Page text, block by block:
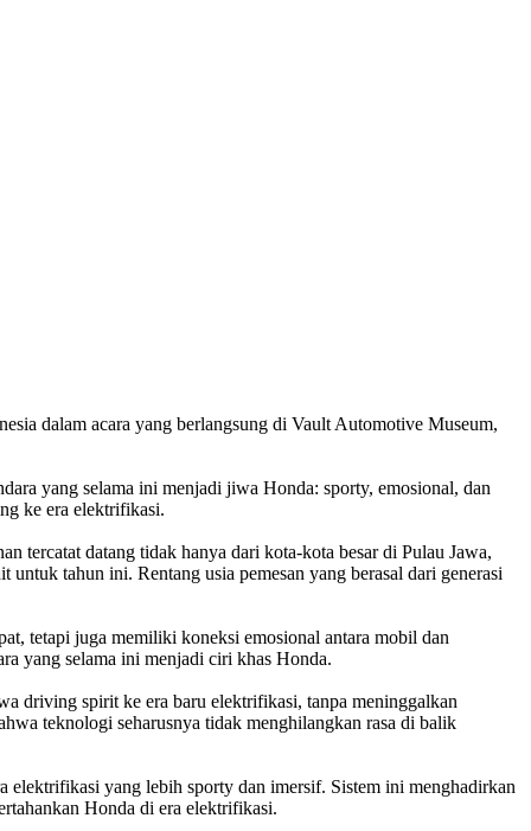
dalam acara yang berlangsung di Vault Automotive Museum,
yang selama ini menjadi jiwa Honda: sporty, emosional, dan
ke era elektrifikasi.
tercatat datang tidak hanya dari kota-kota besar di Pulau Jawa,
tahun ini. Rentang usia pemesan yang berasal dari generasi
tetapi juga memiliki koneksi emosional antara mobil dan
yang selama ini menjadi ciri khas Honda.
driving spirit ke era baru elektrifikasi, tanpa meninggalkan
teknologi seharusnya tidak menghilangkan rasa di balik
elektrifikasi yang lebih sporty dan imersif. Sistem ini menghadirkan
Honda di era elektrifikasi.